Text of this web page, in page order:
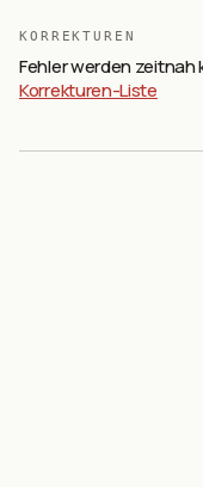
KORREKTUREN
Fehler werden
Korrekturen-Liste